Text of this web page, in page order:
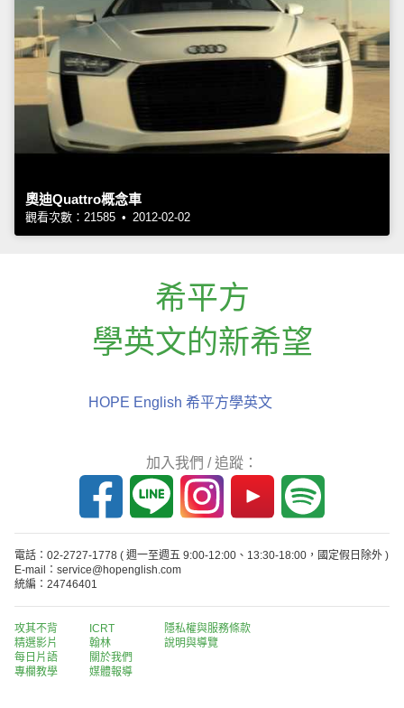
奧迪Quattro概念車
觀看次數：21585 • 2012-02-02
希平方
學英文的新希望
HOPE English 希平方學英文
加入我們 / 追蹤：
電話：02-2727-1778 ( 週一至週五 9:00-12:00、13:30-18:00，國定假日除外 )
E-mail：service@hopenglish.com
統編：24746401
攻其不背
精選影片
每日片語
專欄教學
ICRT
翰林
關於我們
媒體報導
隱私權與服務條款
說明與導覽